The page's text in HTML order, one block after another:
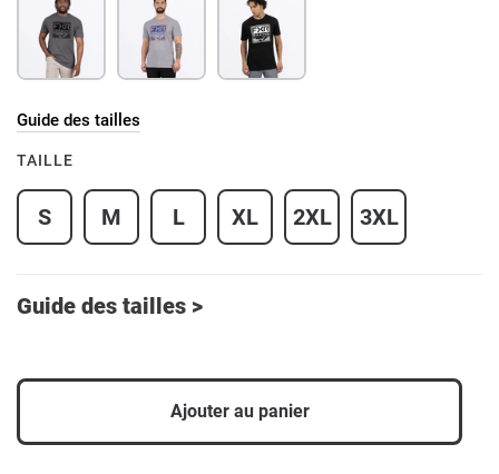
Guide des tailles
TAILLE
S M L XL 2XL 3XL
Guide des tailles >
Ajouter au panier